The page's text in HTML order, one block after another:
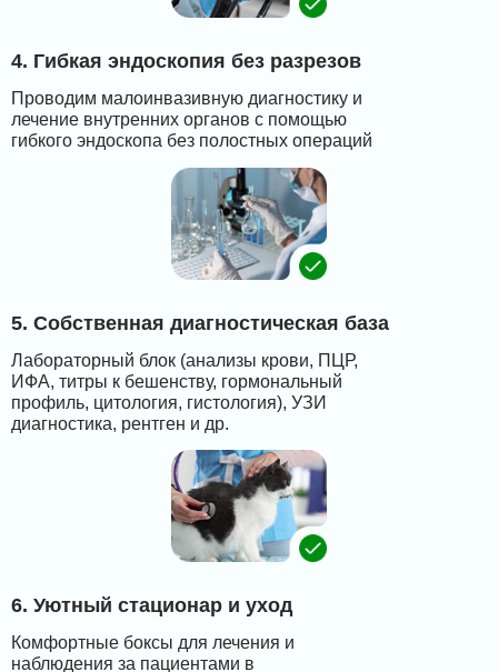
4. Гибкая эндоскопия без разрезов
Проводим малоинвазивную диагностику и
лечение внутренних органов с помощью
гибкого эндоскопа без полостных операций
5. Собственная диагностическая база
Лабораторный блок (анализы крови, ПЦР,
ИФА, титры к бешенству, гормональный
профиль, цитология, гистология), УЗИ
диагностика, рентген и др.
6. Уютный стационар и уход
Комфортные боксы для лечения и
наблюдения за пациентами в